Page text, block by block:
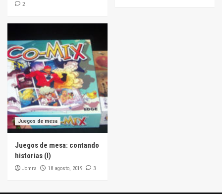
2
Juegos de mesa
Juegos de mesa: contando
historias (I)
Jomra 18 agosto, 2019 3